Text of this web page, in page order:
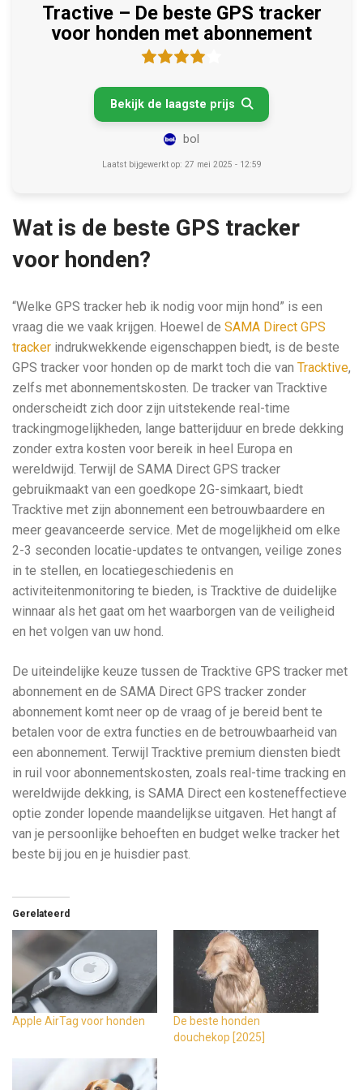
Tractive – De beste GPS tracker
voor honden met abonnement
Bekijk de laagste prijs 
bol
Laatst bijgewerkt op: 27 mei 2025 - 12:59
Wat is de beste GPS tracker
voor honden?
“Welke GPS tracker heb ik nodig voor mijn hond” is een
vraag die we vaak krijgen. Hoewel de SAMA Direct GPS
tracker indrukwekkende eigenschappen biedt, is de beste
GPS tracker voor honden op de markt toch die van Tracktive,
zelfs met abonnementskosten. De tracker van Tracktive
onderscheidt zich door zijn uitstekende real-time
trackingmogelijkheden, lange batterijduur en brede dekking
zonder extra kosten voor bereik in heel Europa en
wereldwijd. Terwijl de SAMA Direct GPS tracker
gebruikmaakt van een goedkope 2G-simkaart, biedt
Tracktive met zijn abonnement een betrouwbaardere en
meer geavanceerde service. Met de mogelijkheid om elke
2-3 seconden locatie-updates te ontvangen, veilige zones
in te stellen, en locatiegeschiedenis en
activiteitenmonitoring te bieden, is Tracktive de duidelijke
winnaar als het gaat om het waarborgen van de veiligheid
en het volgen van uw hond.
De uiteindelijke keuze tussen de Tracktive GPS tracker met
abonnement en de SAMA Direct GPS tracker zonder
abonnement komt neer op de vraag of je bereid bent te
betalen voor de extra functies en de betrouwbaarheid van
een abonnement. Terwijl Tracktive premium diensten biedt
in ruil voor abonnementskosten, zoals real-time tracking en
wereldwijde dekking, is SAMA Direct een kosteneffectieve
optie zonder lopende maandelijkse uitgaven. Het hangt af
van je persoonlijke behoeften en budget welke tracker het
beste bij jou en je huisdier past.
Gerelateerd
Apple AirTag voor honden
De beste honden
douchekop [2025]